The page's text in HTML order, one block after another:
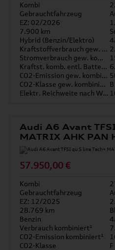
Kombi
Gebrauchtfahrzeug
EZ: 02/2026
7.900 km
Hybrid (Benzin/Elektro)
Kraftstoffverbrauch gew. kombiniert
Stromverbrauch gew. kombiniert
Kraftst. komb. entl. Batterie
CO2-Emission gew. kombiniert
CO2-Klasse gew. kombiniert
Elektr. Reichweite nach WLTP*
Audi A6 Avant
MATRIX AHK PAN
57.950,00 €
Kombi
Gebrauchtfahrzeug
EZ: 12/2025
28.769 km
Benzin
Verbrauch kombiniert¹
CO2-Emission kombiniert¹
CO2-Klasse
F